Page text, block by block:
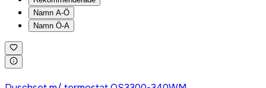
Namn A-Ö
Namn Ö-A